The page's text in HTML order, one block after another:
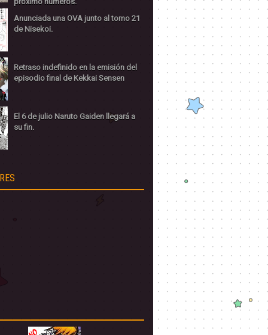
Anunciada una OVA junto al tomo 21
de Nisekoi.
Retraso indefinido en la emisión del
episodio final de Kekkai Sensen
El 6 de julio Naruto Gaiden llegará a
su fin.